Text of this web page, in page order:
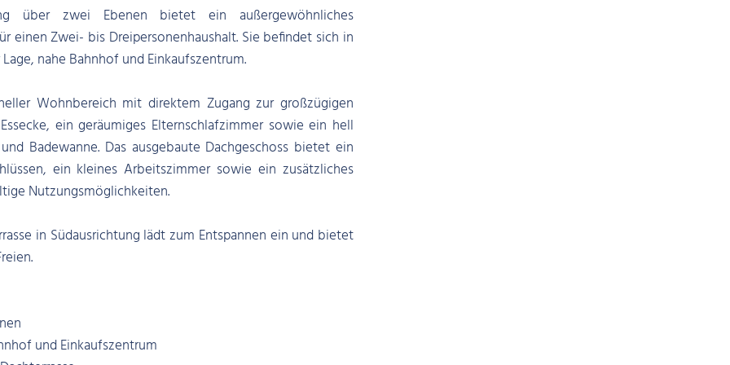
über zwei Ebenen bietet ein außergewöhnliches
einen Zwei- bis Dreipersonenhaushalt. Sie befindet sich in
nahe Bahnhof und Einkaufszentrum.
Wohnbereich mit direktem Zugang zur großzügigen
ein geräumiges Elternschlafzimmer sowie ein hell
Badewanne. Das ausgebaute Dachgeschoss bietet ein
ein kleines Arbeitszimmer sowie ein zusätzliches
Nutzungsmöglichkeiten.
in Südausrichtung lädt zum Entspannen ein und bietet
und Einkaufszentrum